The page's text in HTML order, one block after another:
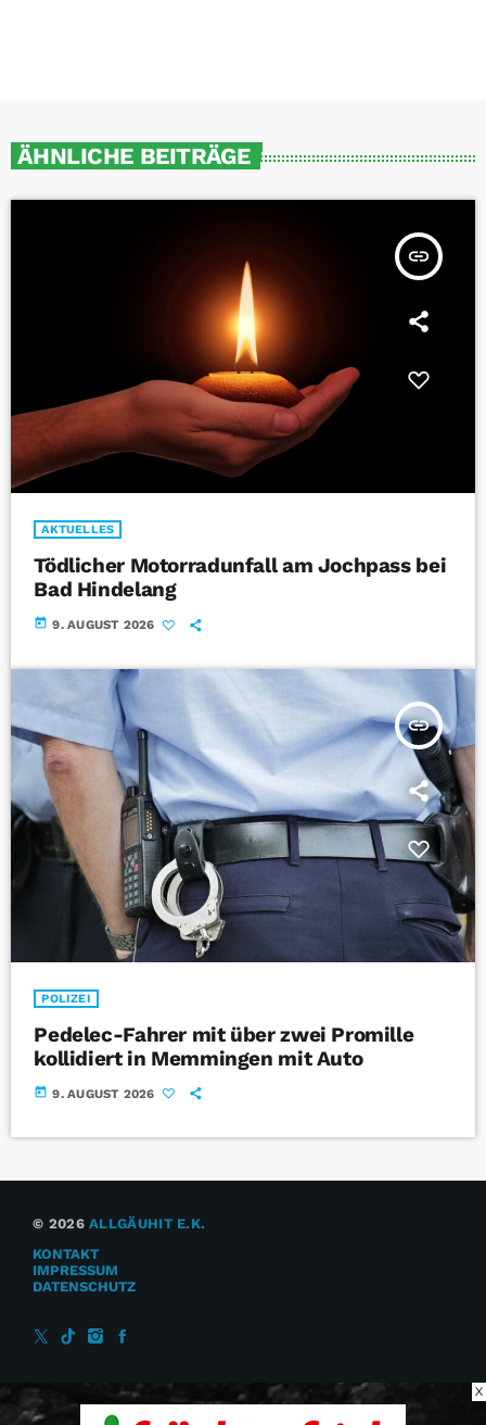
ÄHNLICHE BEITRÄGE
insert_link
AKTUELLES
Tödlicher Motorradunfall am Jochpass bei
Bad Hindelang
today 9. AUGUST 2026
insert_link
POLIZEI
Pedelec-Fahrer mit über zwei Promille
kollidiert in Memmingen mit Auto
today 9. AUGUST 2026
© 2026ALLGÄUHIT E.K.
KONTAKT
IMPRESSUM
DATENSCHUTZ
X